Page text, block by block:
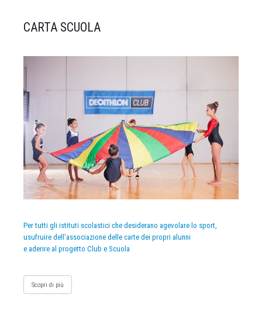
CARTA SCUOLA
Per tutti gli istituti scolastici che desiderano agevolare lo sport,
usufruire dell’associazione delle carte dei propri alunni
e aderire al progetto Club e Scuola
Scopri di più